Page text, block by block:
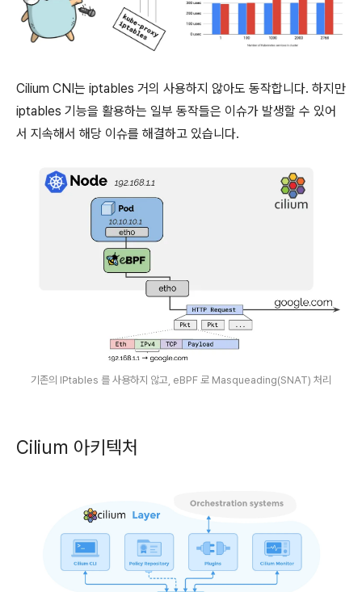
Cilium CNI는 iptables 거의 사용하지 않아도 동작합니다. 하지만
iptables 기능을 활용하는 일부 동작들은 이슈가 발생할 수 있어
서 지속해서 해당 이슈를 해결하고 있습니다.
기존의 IPtables 를 사용하지 않고, eBPF 로 Masqueading(SNAT) 처리
Cilium 아키텍처